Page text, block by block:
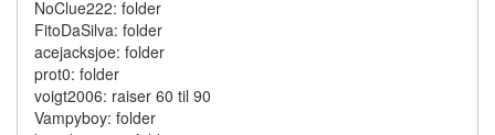
NoClue222: folder
FitoDaSilva: folder
acejacksjoe: folder
prot0: folder
voigt2006: raiser 60 til 90
Vampyboy: folder